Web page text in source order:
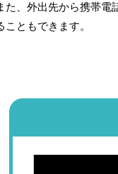
た、外出先から携帯電
ともできます。